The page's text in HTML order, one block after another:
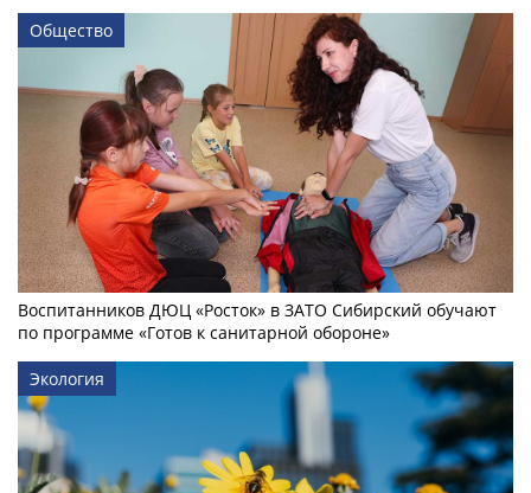
Общество
Воспитанников ДЮЦ «Росток» в ЗАТО Сибирский обучают
по программе «Готов к санитарной обороне»
Экология